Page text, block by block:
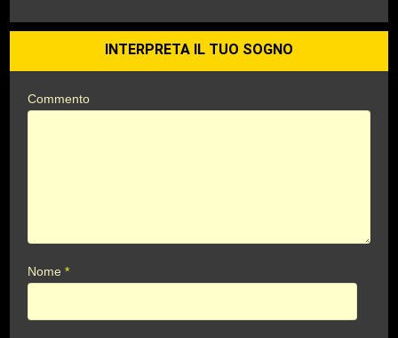
INTERPRETA IL TUO SOGNO
Commento
Nome*